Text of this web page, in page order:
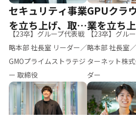
セキュリティ事業
を立ち上げ、取締
役へ
【23卒】グループ代表戦
略本部 社長室 リーダー／
GMOプライムストラテジ
ー 取締役
GPUクラ
業を立ち
ーダーへ
【23卒】グル
略本部 社長室
ターネット株
ダー